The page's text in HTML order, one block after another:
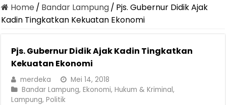
Home / Bandar Lampung/ Pjs. Gubernur Didik Ajak
Kadin Tingkatkan Kekuatan Ekonomi
Pjs. Gubernur Didik Ajak Kadin Tingkatkan
Kekuatan Ekonomi
merdeka
Mei 14, 2018
Bandar Lampung,Ekonomi,Hukum & Kriminal,
Lampung,Politik